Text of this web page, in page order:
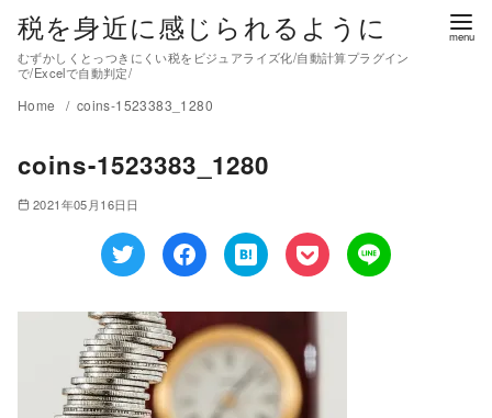
税を身近に感じられるように
むずかしくとっつきにくい税をビジュアライズ化/自動計算プラグイン
で/Excelで自動判定/
Home coins-1523383_1280
coins-1523383_1280
2021年05月16日日